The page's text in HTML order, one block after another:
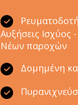
Αυξήσεις Ισχύος
Νέων παροχών
Δομημένη